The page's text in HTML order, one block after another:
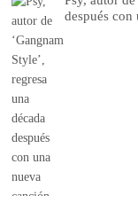
después con